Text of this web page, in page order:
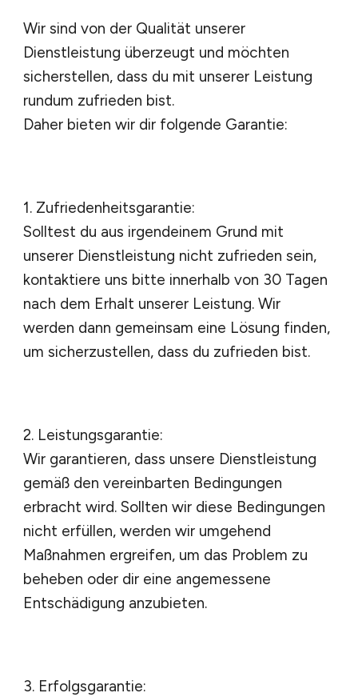
Wir sind von der Qualität unserer
Dienstleistung überzeugt und möchten
sicherstellen, dass du mit unserer Leistung
rundum zufrieden bist.
Daher bieten wir dir folgende Garantie:
1. Zufriedenheitsgarantie:
Solltest du aus irgendeinem Grund mit
unserer Dienstleistung nicht zufrieden sein,
kontaktiere uns bitte innerhalb von 30 Tagen
nach dem Erhalt unserer Leistung. Wir
werden dann gemeinsam eine Lösung finden,
um sicherzustellen, dass du zufrieden bist.
2. Leistungsgarantie:
Wir garantieren, dass unsere Dienstleistung
gemäß den vereinbarten Bedingungen
erbracht wird. Sollten wir diese Bedingungen
nicht erfüllen, werden wir umgehend
Maßnahmen ergreifen, um das Problem zu
beheben oder dir eine angemessene
Entschädigung anzubieten.
3. Erfolgsgarantie: